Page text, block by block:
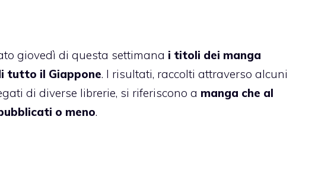
giovedì di questa settimana i titoli dei manga
tutto il Giappone. I risultati, raccolti attraverso alcuni
di diverse librerie, si riferiscono a manga che al
o meno.